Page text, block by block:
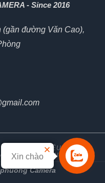
- Since 2016
đường Văn Cao),
Xin chào
TÀI LIỆU
ĐỔI TRẢ HÀNG LIÊN HỆ
Camera